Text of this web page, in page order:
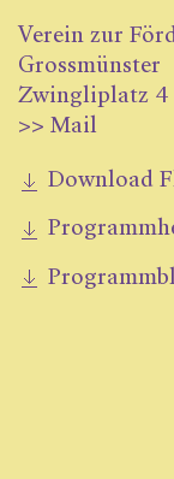
Verein zur
Grossmünster
Zwingliplatz 4
>> Mail
Download